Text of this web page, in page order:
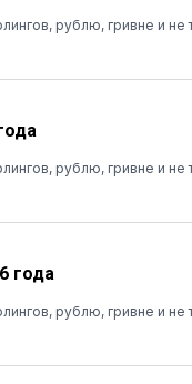
рублю, гривне и не
рублю, гривне и не
года
рублю, гривне и не